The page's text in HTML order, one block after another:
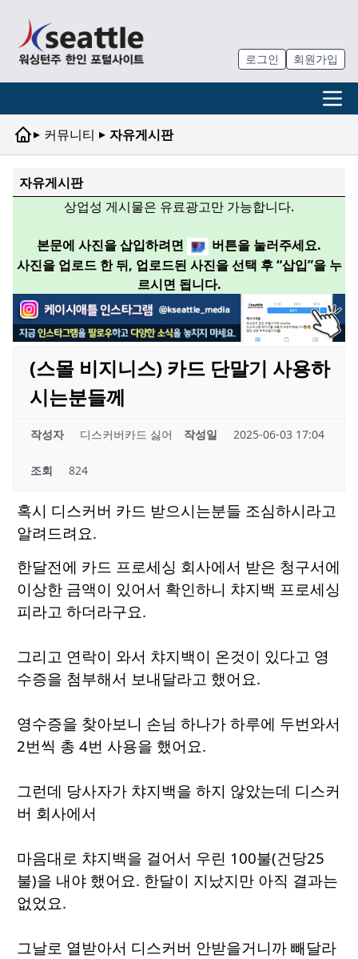
로그인 회원가입
▸ 커뮤니티 ▸ 자유게시판
자유게시판
상업성 게시물은 유료광고만 가능합니다.
본문에 사진을 삽입하려면
버튼을 눌러주세요.
사진을 업로드 한 뒤, 업로드된 사진을 선택 후 “삽입”을 누
르시면 됩니다.
(스몰 비지니스) 카드 단말기 사용하
시는분들께
작성자 디스커버카드 싫어 작성일 2025-06-03 17:04
조회 824
혹시 디스커버 카드 받으시는분들 조심하시라고
알려드려요.
한달전에 카드 프로세싱 회사에서 받은 청구서에
이상한 금액이 있어서 확인하니 챠지백 프로세싱
피라고 하더라구요.
그리고 연락이 와서 챠지백이 온것이 있다고 영
수증을 첨부해서 보내달라고 했어요.
영수증을 찾아보니 손님 하나가 하루에 두번와서
2번씩 총 4번 사용을 했어요.
그런데 당사자가 챠지백을 하지 않았는데 디스커
버 회사에서
마음대로 챠지백을 걸어서 우린 100불(건당25
불)을 내야 했어요. 한달이 지났지만 아직 결과는
없었요.
그날로 열받아서 디스커버 안받을거니까 빼달라